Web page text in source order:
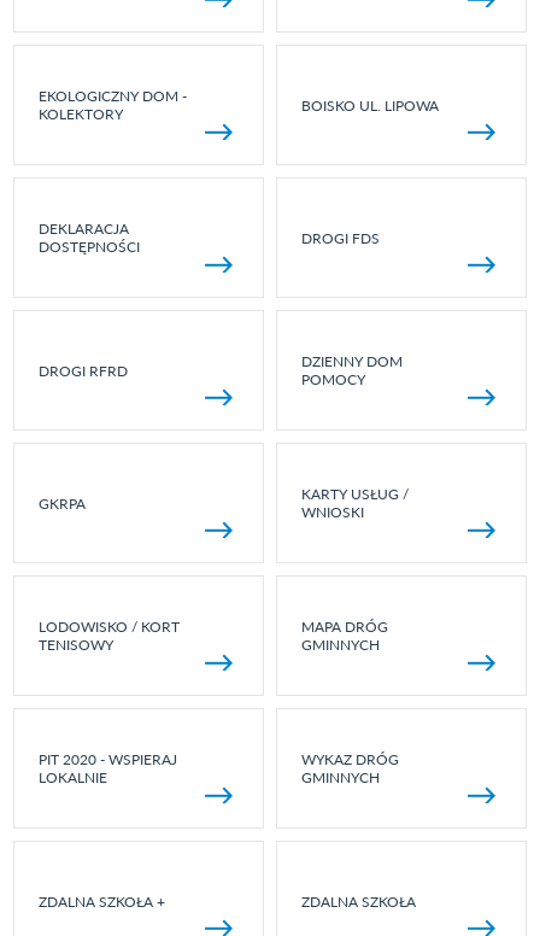
EKOLOGICZNY DOM -
KOLEKTORY
BOISKO UL. LIPOWA
DEKLARACJA
DOSTĘPNOŚCI
DROGI FDS
DROGI RFRD
DZIENNY DOM
POMOCY
GKRPA
KARTY USŁUG /
WNIOSKI
LODOWISKO / KORT
TENISOWY
MAPA DRÓG
GMINNYCH
PIT 2020 - WSPIERAJ
LOKALNIE
WYKAZ DRÓG
GMINNYCH
ZDALNA SZKOŁA + ZDALNA SZKOŁA